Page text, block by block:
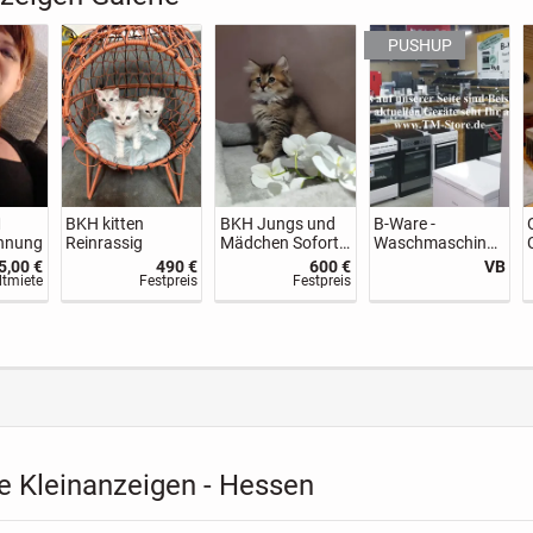
100 €
Zwergpinscher
Welpen
1.500 €
VB
Suche eine 1
Zimmer Wohnung
285,00 €
Nettokaltmiete
BKH kitten
Reinrassig
490 €
Kleinanzeigen - Hessen